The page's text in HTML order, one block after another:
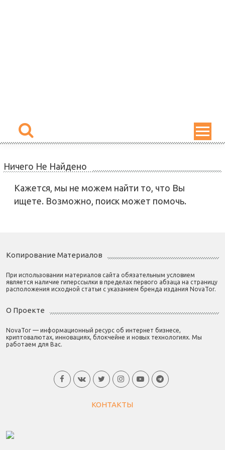
Ничего Не Найдено
Кажется, мы не можем найти то, что Вы
ищете. Возможно, поиск может помочь.
Копирование Материалов
При использовании материалов сайта обязательным условием
является наличие гиперссылки в пределах первого абзаца на страницу
расположения исходной статьи с указанием бренда издания NovaTor.
О Проекте
NovaTor — информационный ресурс об интернет бизнесе,
криптовалютах, инновациях, блокчейне и новых технологиях. Мы
работаем для Вас.
КОНТАКТЫ